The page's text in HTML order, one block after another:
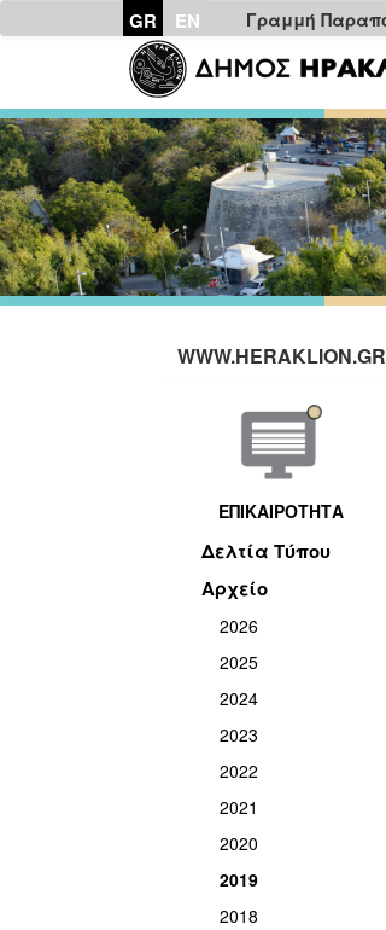
GR EN Γραμμή
WWW.HERAKLION.GR
ΕΠΙΚΑΙΡΟΤΗΤΑ
Δελτία Τύπου
Αρχείο
2026
2025
2024
2023
2022
2021
2020
2019
2018